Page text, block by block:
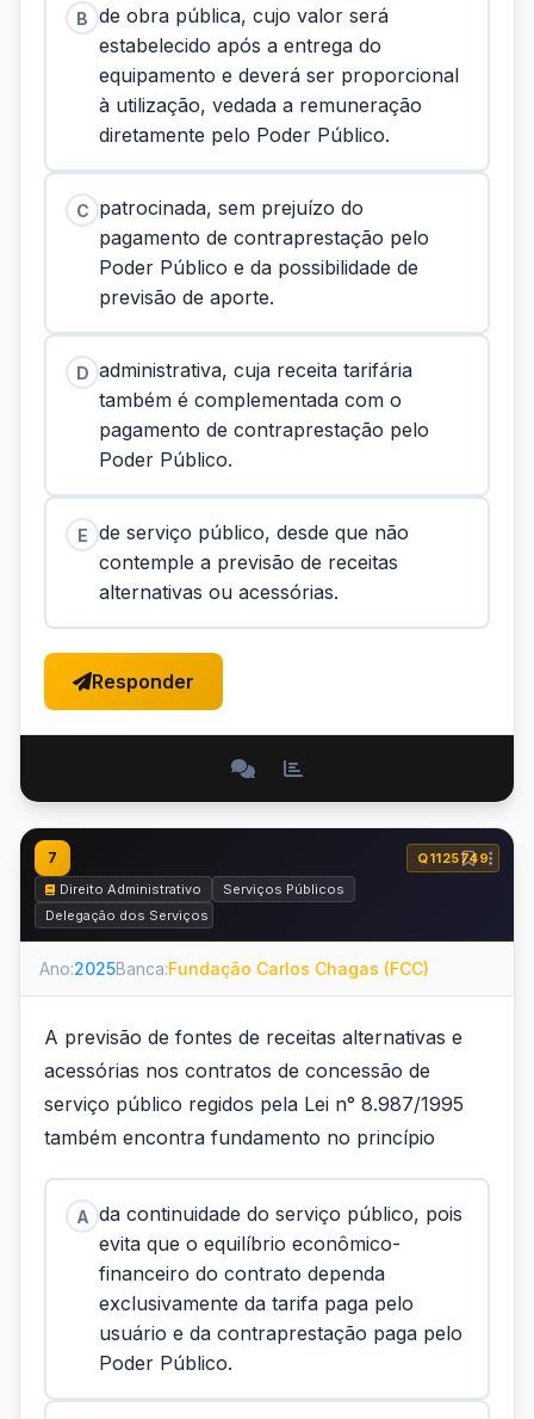
B de obra pública, cujo valor será
estabelecido após a entrega do
equipamento e deverá ser proporcional
à utilização, vedada a remuneração
diretamente pelo Poder Público.
C patrocinada, sem prejuízo do
pagamento de contraprestação pelo
Poder Público e da possibilidade de
previsão de aporte.
D administrativa, cuja receita tarifária
também é complementada com o
pagamento de contraprestação pelo
Poder Público.
E de serviço público, desde que não
contemple a previsão de receitas
alternativas ou acessórias.
Responder
7
Q1125749
Direito Administrativo
Serviços Públicos
Delegação dos Serviços Públicos - Concessão e Permissão
Ano:2025Banca:Fundação Carlos Chagas (FCC)
A previsão de fontes de receitas alternativas e
acessórias nos contratos de concessão de
serviço público regidos pela Lei n° 8.987/1995
também encontra fundamento no princípio
A da continuidade do serviço público, pois
evita que o equilíbrio econômico-
financeiro do contrato dependa
exclusivamente da tarifa paga pelo
usuário e da contraprestação paga pelo
Poder Público.